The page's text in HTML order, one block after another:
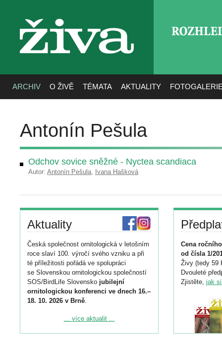
živa
ARCHIV O ŽIVĚ TÉMATA AKTUALITY
Antonín Pešula
Odchov sovice sněžné - Nyctea scandiaca
Autor: Antonín Pešula, Ivana Hašková
Aktuality
Česká společnost ornitologická v letošním
roce slaví 100. výročí svého vzniku a při
té příležitosti pořádá ve spolupráci
se Slovenskou ornitologickou společností
SOS/BirdLife Slovensko jubilejní
ornitologickou konferenci ve dnech 16.–
18. 10. 2026 v Brně.
Podrobnější informace ke konferenci
... více aktualit ...
Cena
od čísla 1/
Živy (tedy 59
Dvouleté
Zjistěte, jak